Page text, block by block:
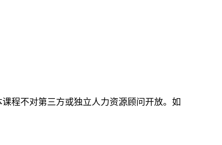
程不对第三方或独立人力资源顾问开放。如